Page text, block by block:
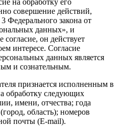
на обработку его
совершение действий,
Федерального закона от
данных», и
согласие, он действует
интересе. Согласие
данных является
и сознательным.
признается исполненным в
обработку следующих
имени, отчества; года
область); номеров
почты (E-mail).